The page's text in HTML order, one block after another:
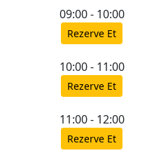
09:00 - 10:00
Rezerve Et
10:00 - 11:00
Rezerve Et
11:00 - 12:00
Rezerve Et